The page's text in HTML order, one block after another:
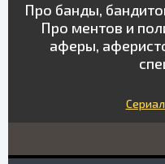
Про банды,
Про ментов и
аферы,